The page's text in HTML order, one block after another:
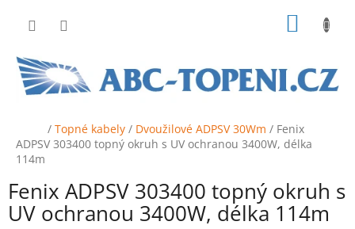
Domů
/ Topné kabely / Dvoužilové ADPSV 30Wm / Fenix
ADPSV 303400 topný okruh s UV ochranou 3400W, délka
114m
Fenix ADPSV 303400 topný okruh s
UV ochranou 3400W, délka 114m